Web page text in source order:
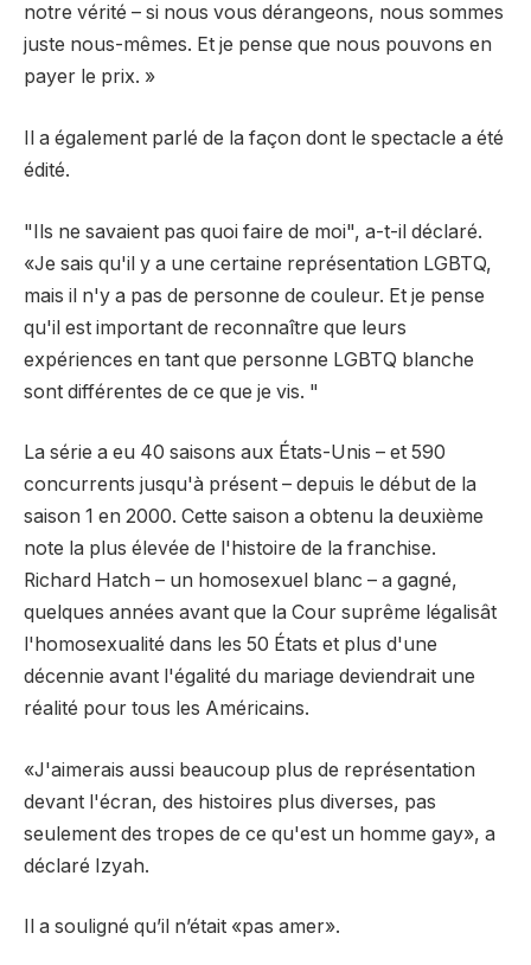
notre vérité – si nous vous dérangeons, nous sommes
juste nous-mêmes. Et je pense que nous pouvons en
payer le prix. »
Il a également parlé de la façon dont le spectacle a été
édité.
"Ils ne savaient pas quoi faire de moi", a-t-il déclaré.
«Je sais qu'il y a une certaine représentation LGBTQ,
mais il n'y a pas de personne de couleur. Et je pense
qu'il est important de reconnaître que leurs
expériences en tant que personne LGBTQ blanche
sont différentes de ce que je vis. "
La série a eu 40 saisons aux États-Unis – et 590
concurrents jusqu'à présent – depuis le début de la
saison 1 en 2000. Cette saison a obtenu la deuxième
note la plus élevée de l'histoire de la franchise.
Richard Hatch – un homosexuel blanc – a gagné,
quelques années avant que la Cour suprême légalisât
l'homosexualité dans les 50 États et plus d'une
décennie avant l'égalité du mariage deviendrait une
réalité pour tous les Américains.
«J'aimerais aussi beaucoup plus de représentation
devant l'écran, des histoires plus diverses, pas
seulement des tropes de ce qu'est un homme gay», a
déclaré Izyah.
Il a souligné qu’il n’était «pas amer».